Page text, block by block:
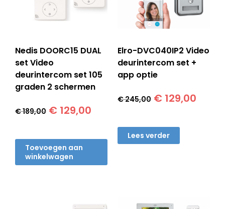
Nedis DOORC15 DUAL
set Video
deurintercom set 105
graden 2 schermen
€189,00 Oorspronkelijke
€ 189,00.
€ 129,00
€ 129,00.
Toevoegen aan
winkelwagen
Elro-DVC040IP2 Video
deurintercom set +
app optie
€245,00
€ 245,00.
€ 129,00
Lees verder